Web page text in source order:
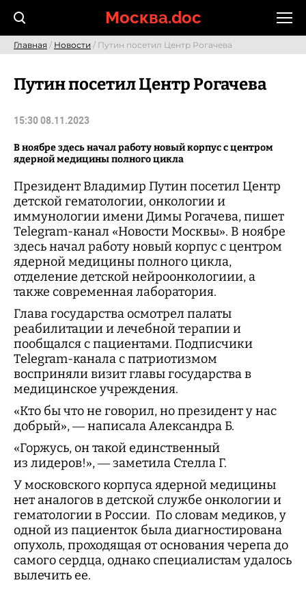
Москва.doc
Главная / Новости / Путин посетил Центр Рогачева
Путин посетил Центр Рогачева
15:30 08.11.2023
В ноябре здесь начал работу новый корпус с центром
ядерной медицины полного цикла
Президент Владимир Путин посетил Центр
детской гематологии, онкологии и
иммунологии имени Димы Рогачева, пишет
Telegram-канал «Новости Москвы». В ноябре
здесь начал работу новый корпус с центром
ядерной медицины полного цикла,
отделение детской нейроонкологиии, а
также современная лаборатория.
Глава государства осмотрел палаты
реабилитации и лечебной терапии и
пообщался с пациентами. Подписчики
Telegram-канала с патриотизмом
восприняли визит главы государства в
медицинское учреждения.
«Кто бы что не говорил, но президент у нас
добрый», — написала Александра Б.
«Горжусь, он такой единственный
из лидеров!», — заметила Стелла Г.
У московского корпуса ядерной медицины
нет аналогов в детской службе онкологии и
гематологии в России. По словам медиков, у
одной из пациенток была диагностирована
опухоль, проходящая от основания черепа до
самого сердца, однако специалистам удалось
вылечить ее.